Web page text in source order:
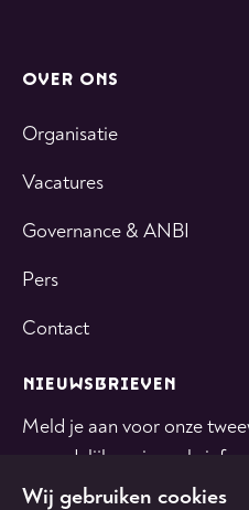
OVER ONS
Organisatie
Vacatures
Governance & ANBI
Pers
Contact
NIEUWSBRIEVEN
Meld je aan voor onze
maandelijkse nieuwsbrief
Wij gebruiken cookies